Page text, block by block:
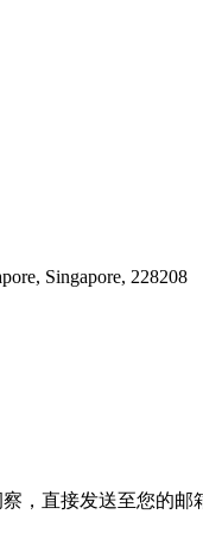
Singapore, 228208
，直接发送至您的邮